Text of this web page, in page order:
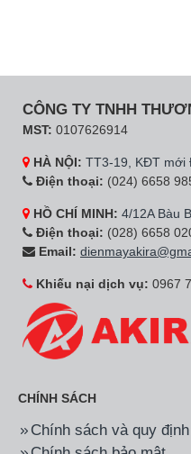
CÔNG TY TNHH
MST: 0107626914
HÀ NỘI: TT3-19, KĐT mới
Điện thoại: (024) 6658
HỒ CHÍ MINH: 4/12A Bàu
Điện thoại: (028) 6658
Email:
Khiếu nại dịch vụ: 0967
CHÍNH SÁCH
Chính sách và quy định